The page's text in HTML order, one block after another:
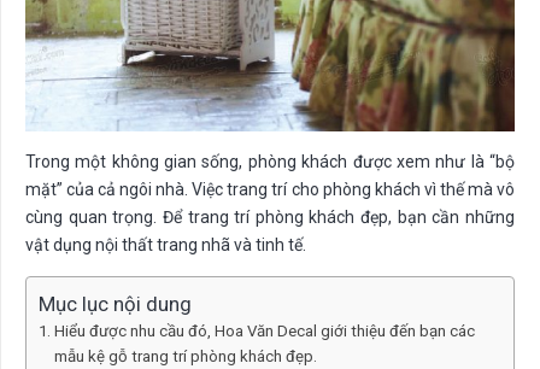
Trong một không gian sống, phòng khách được xem như là “bộ
mặt” của cả ngôi nhà. Việc trang trí cho phòng khách vì thế mà vô
cùng quan trọng. Để trang trí phòng khách đẹp, bạn cần những
vật dụng nội thất trang nhã và tinh tế.
Mục lục nội dung
Hiểu được nhu cầu đó, Hoa Văn Decal giới thiệu đến bạn các
mẫu kệ gỗ trang trí phòng khách đẹp.